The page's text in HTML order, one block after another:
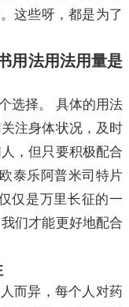
这些呀，都是为了
用法用法用量是
选择。 具体的用法
注身体状况，及时
，但只要积极配合
泰乐阿普米司特片
仅是万里长征的一
们才能更好地配合
而异，每个人对药